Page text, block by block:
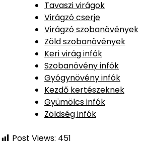
Tavaszi virágok
Virágzó cserje
Virágzó szobanövények
Zöld szobanövények
Keri virág infók
Szobanövény infók
Gyógynövény infók
Kezdő kertészeknek
Gyümölcs infók
Zöldség infók
Post Views: 451